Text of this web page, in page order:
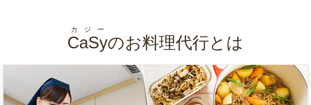
CaSy
カジー
のお料理代行とは